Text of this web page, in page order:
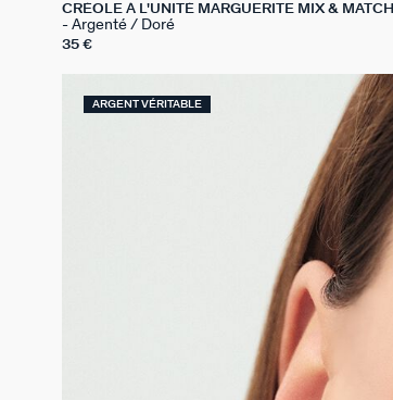
CRÉOLE À L'UNITÉ MARGUERITE MIX & MATCH
Argenté / Doré
35 €
ARGENT VÉRITABLE